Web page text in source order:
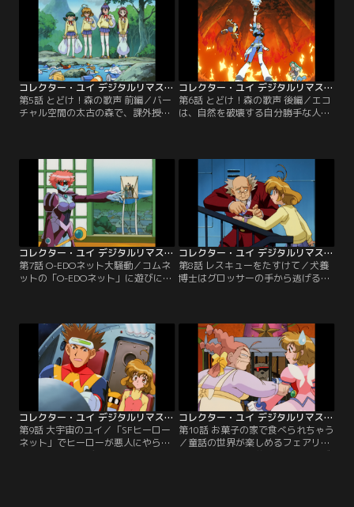
と思ったユイの隣人で研究者の瞬
は、店のマスターがコムネット内に
新しく出来た「グルメネット」から
仕入れた「ドリームウォーター」が
原因と考える。
天王のフリーズと対峙する。本物の
占い師フォーチュナーは氷漬けにさ
れていたが、その真の姿はグロッサ
ーの野望を阻むため犬養博士が放っ
た8つのソフトの一つ…。
コレクター・ユイ デジタルリマスター版 第1シリーズ 第05話
第5話 とどけ！森の歌声 前編／バー
チャル空間の太古の森で、課外授業
をしていたというマスコット恐竜の
ネッティーのことを聞く。授業の終
了後、現実世界に戻ってきていない
クラスメートを探してユイは再び太
古の森に捜索に向い…。
コレクター・ユイ デジタルリマスター版 第1シリーズ 第06話
第6話 とどけ！森の歌声 後編／エコ
は、自然を破壊する自分勝手な人間
て行ってしまう。何とか洞窟を脱出
したユイの前にウォーウルフが現
れ、おじいさんやIRと合流したユイ
は炎の攻撃の前に苦戦する。おじい
さんとネッティーの絆に犬養博士を
思い出したエコは…。
コレクター・ユイ デジタルリマスター版 第1シリーズ 第07話
第7話 O-EDOネット大騒動／コムネ
ットの「O-EDOネット」に遊びに来
ッサー四天王がこのネットを手中に
収めるため、巻物の奪取を狙ってい
た。IRから話を聞いたユイはアンテ
ィ、エコと協力して3人を守ろうと
するが…。
コレクター・ユイ デジタルリマスター版 第1シリーズ 第08話
第8話 レスキューをたすけて／犬養
博士はグロッサーの手から逃げる途
ていたが、フリーズの襲撃を受けた
ためレスキューは博士を逃がす。レ
スキューからのメッセージを受け取
ったユイはIRと医療ネットに向かう
が…。
コレクター・ユイ デジタルリマスター版 第1シリーズ 第09話
第9話 大宇宙のユイ／「SFヒーロー
ネット」でヒーローが悪人にやられ
てしまうアクシデントが続発して営
コレクター・ユイ デジタルリマスター版 第1シリーズ 第10話
第10話 お菓子の家で食べられちゃう
／童話の世界が楽しめるフェアリー
テイルネットで犬養博士がフリーズ